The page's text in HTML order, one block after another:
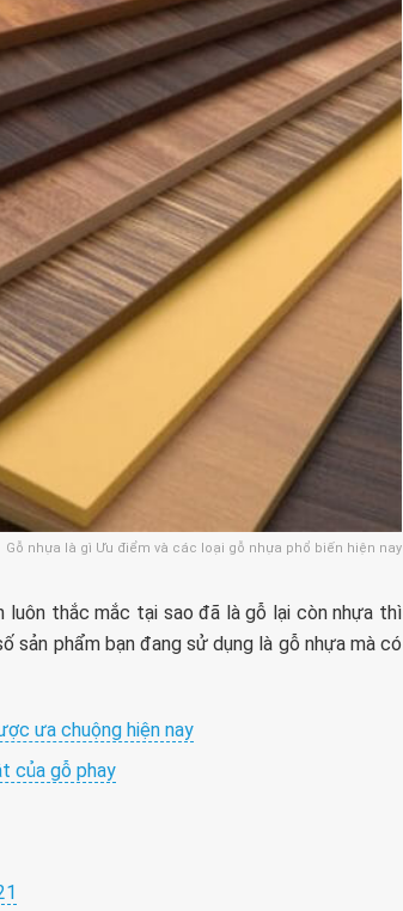
Gỗ nhựa là gì Ưu điểm và các loại gỗ nhựa phổ biến hiện nay
luôn thắc mắc tại sao đã là gỗ lại còn nhựa thì
sản phẩm bạn đang sử dụng là gỗ nhựa mà có
ưa chuộng hiện nay
của gỗ phay